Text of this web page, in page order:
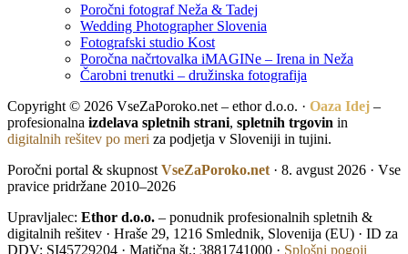
Poročni fotograf Neža & Tadej
Wedding Photographer Slovenia
Fotografski studio Kost
Poročna načrtovalka iMAGINe – Irena in Neža
Čarobni trenutki – družinska fotografija
Copyright © 2026 VseZaPoroko.net – ethor d.o.o. · Oaza Idej –
profesionalna izdelava spletnih strani, spletnih trgovin in
digitalnih rešitev po meri za podjetja v Sloveniji in tujini.
Poročni portal & skupnost VseZaPoroko.net · 8. avgust 2026 · Vse
pravice pridržane 2010–2026
Upravljalec: Ethor d.o.o. – ponudnik profesionalnih spletnih &
digitalnih rešitev · Hraše 29, 1216 Smlednik, Slovenija (EU) · ID za
DDV: SI45729204 · Matična št.: 3881741000 · Splošni pogoji